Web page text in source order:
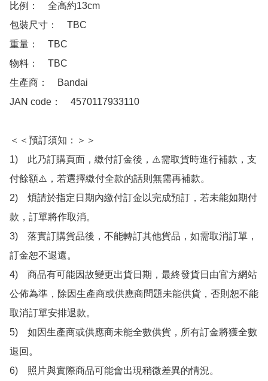
比例：　全高約13cm
包裝尺寸：　TBC
重量：　TBC
物料：　TBC
生產商：　Bandai
JAN code：　4570117933110
＜＜預訂須知：＞＞
1)　此乃訂購頁面，繳付訂金後，⚠️需取貨時進行補款，支
付餘額⚠️，若選擇繳付全款的話則無需再補款。
2)　煩請於指定日期內繳付訂金以完成預訂，若未能如期付
款，訂單將作取消。
3)　落實訂購貨品後，不能轉訂其他貨品，如需取消訂單，
訂金恕不退還。
4)　商品有可能因故變更出貨日期，最終發貨日由官方網站
公佈為準，除因生產商或供應商問題未能供貨，否則恕不能
取消訂單安排退款。
5)　如因生產商或供應商未能全數供貨，所有訂金將獲全數
退回。
6)　照片與實際商品可能會出現稍微差異的情況。